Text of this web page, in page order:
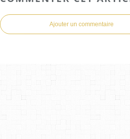
Ajouter un commentaire